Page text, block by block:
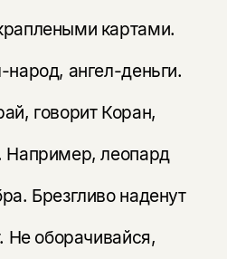
картами.
ангел-деньги.
говорит Коран,
Например, леопард
Брезгливо наденут
Не оборачивайся,